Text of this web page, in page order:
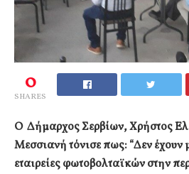
0
SHARES
Ο Δήμαρχος Σερβίων, Χρήστος
Μεσσιανή τόνισε πως: “Δεν έχουν
εταιρείες φωτοβολταϊκών στην